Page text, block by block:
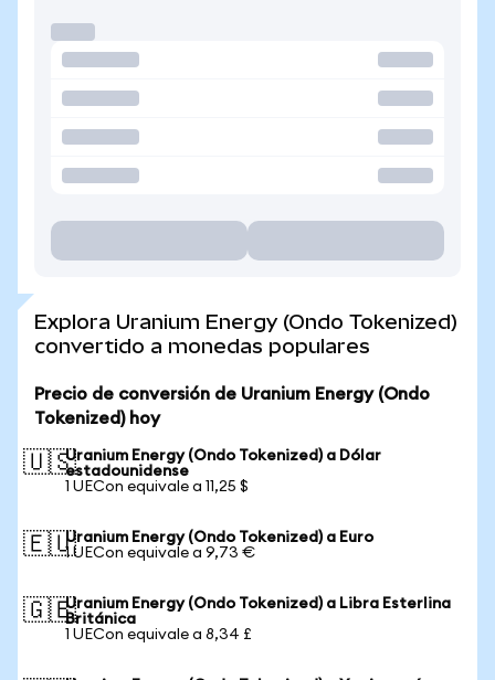
Explora Uranium Energy (Ondo Tokenized)
convertido a monedas populares
Precio de conversión de Uranium Energy (Ondo
Tokenized) hoy
🇺🇸Uranium Energy (Ondo Tokenized) a Dólar
estadounidense
1 UECon equivale a 11,25 $
🇪🇺Uranium Energy (Ondo Tokenized) a Euro
1 UECon equivale a 9,73 €
🇬🇧Uranium Energy (Ondo Tokenized) a Libra Esterlina
Británica
1 UECon equivale a 8,34 £